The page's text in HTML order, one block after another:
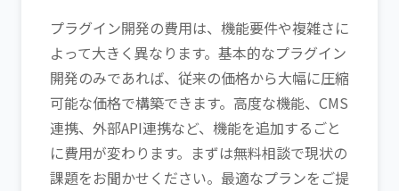
プラグイン開発の費用は、機能要件や複雑さに
よって大きく異なります。基本的なプラグイン
開発のみであれば、従来の価格から大幅に圧縮
可能な価格で構築できます。高度な機能、CMS
連携、外部API連携など、機能を追加するごと
に費用が変わります。まずは無料相談で現状の
課題をお聞かせください。最適なプランをご提